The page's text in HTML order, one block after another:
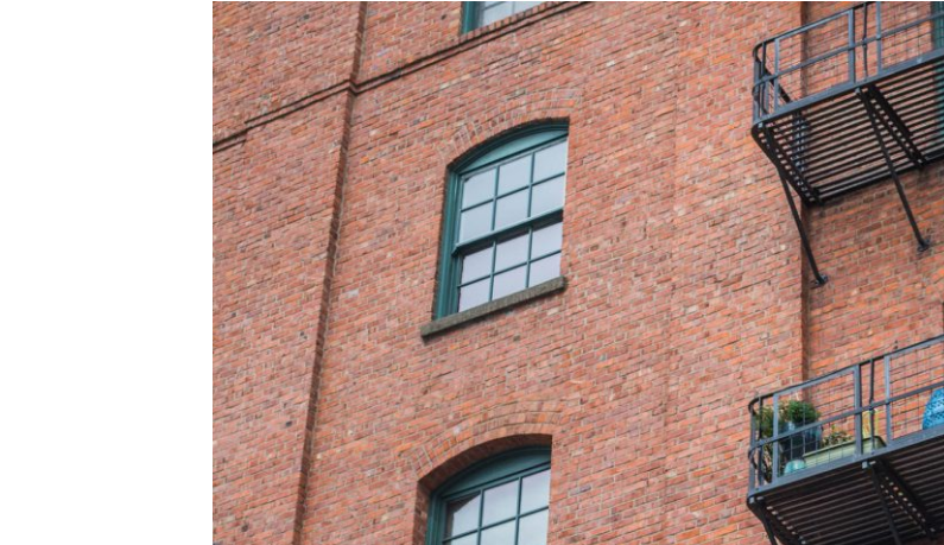
[ROAD
TRIP
USA
2017]
Un
Week
End
à
Portland